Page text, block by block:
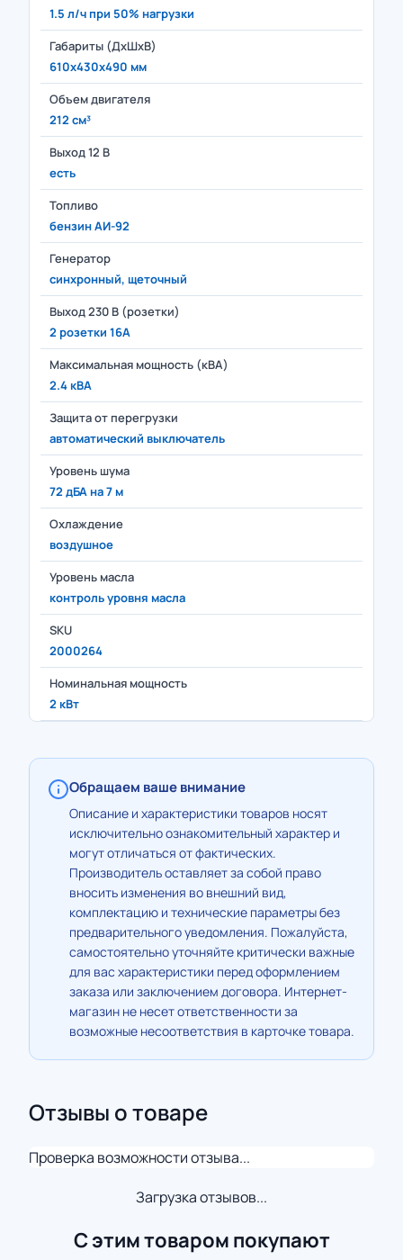
1.5 л/ч при 50% нагрузки
Габариты (ДхШхВ)
610x430x490 мм
Объем двигателя
212 см³
Выход 12 В
есть
Топливо
бензин АИ-92
Генератор
синхронный, щеточный
Выход 230 В (розетки)
2 розетки 16A
Максимальная мощность (кВА)
2.4 кВА
Защита от перегрузки
автоматический выключатель
Уровень шума
72 дБА на 7 м
Охлаждение
воздушное
Уровень масла
контроль уровня масла
SKU
2000264
Номинальная мощность
2 кВт
Обращаем ваше внимание
Описание и характеристики товаров носят
исключительно ознакомительный характер и
могут отличаться от фактических.
Производитель оставляет за собой право
вносить изменения во внешний вид,
комплектацию и технические параметры без
предварительного уведомления. Пожалуйста,
самостоятельно уточняйте критически важные
для вас характеристики перед оформлением
заказа или заключением договора. Интернет-
магазин не несет ответственности за
возможные несоответствия в карточке товара.
Отзывы о товаре
Проверка возможности отзыва...
Загрузка отзывов...
С этим товаром покупают